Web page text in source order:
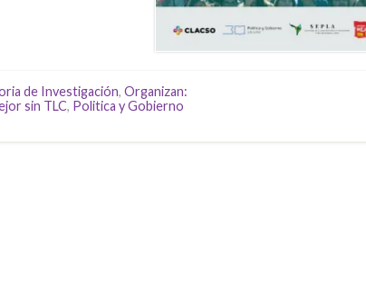
de Investigación, Organizan:
sin TLC, Politica y Gobierno